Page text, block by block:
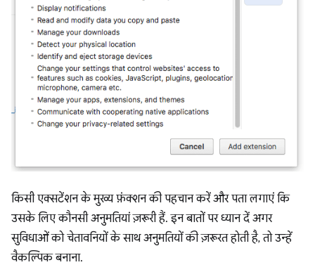
किसी एक्सटेंशन के मुख्य फ़ंक्शन की पहचान करें और पता लगाएं कि
उसके लिए कौनसी अनुमतियां ज़रूरी हैं. इन बातों पर ध्यान दें अगर
सुविधाओं को चेतावनियों के साथ अनुमतियों की ज़रूरत होती है, तो उन्हें
वैकल्पिक बनाना.